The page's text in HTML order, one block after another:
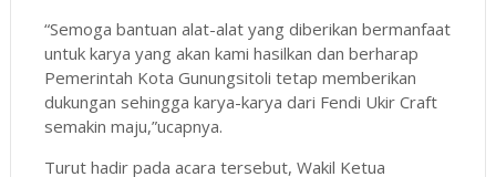
“Semoga bantuan alat-alat yang diberikan bermanfaat
untuk karya yang akan kami hasilkan dan berharap
Pemerintah Kota Gunungsitoli tetap memberikan
dukungan sehingga karya-karya dari Fendi Ukir Craft
semakin maju,”ucapnya.
Turut hadir pada acara tersebut, Wakil Ketua